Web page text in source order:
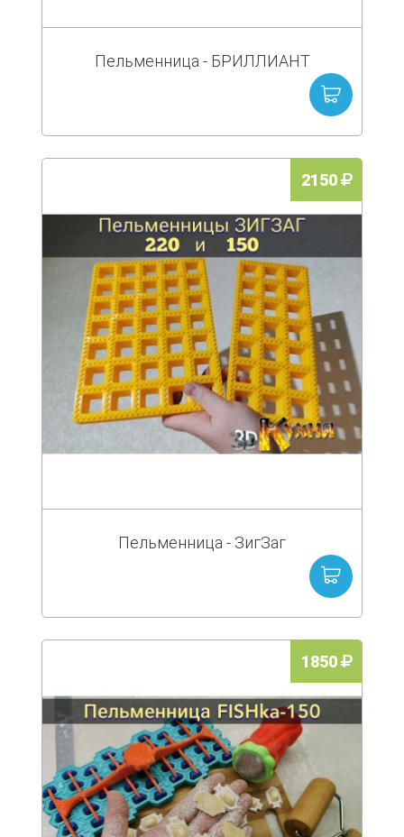
Пельменница - БРИЛЛИАНТ
2150
Пельменница - ЗигЗаг
1850